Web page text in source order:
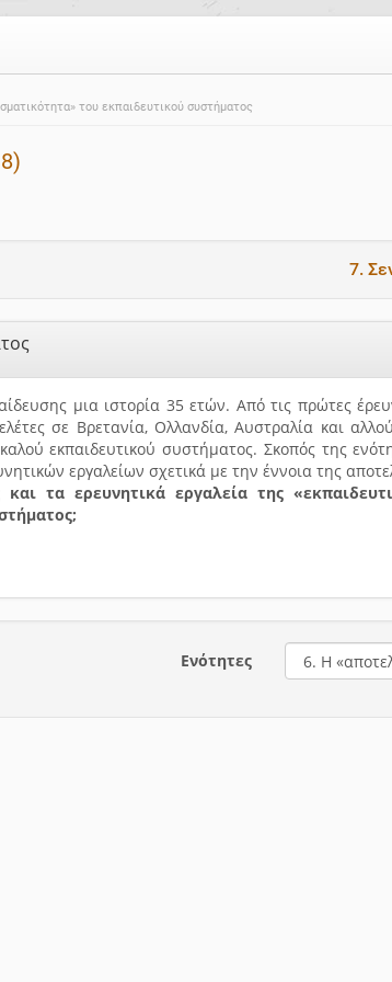
του εκπαιδευτικού συστήματος
7.
μια ιστορία 35 ετών. Από τις πρώτες
σε Βρετανία, Ολλανδία, Αυστραλία και
εκπαιδευτικού συστήματος. Σκοπός της
εργαλείων σχετικά με την έννοια της
τα ερευνητικά εργαλεία της
Ενότητες